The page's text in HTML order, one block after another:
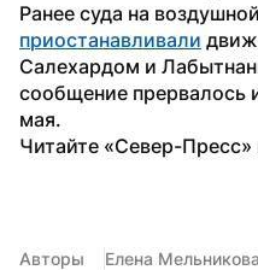
приостанавливали
Салехардом и
сообщение прервалось
мая.
Читайте «Север-
Авторы Елена Мельникова